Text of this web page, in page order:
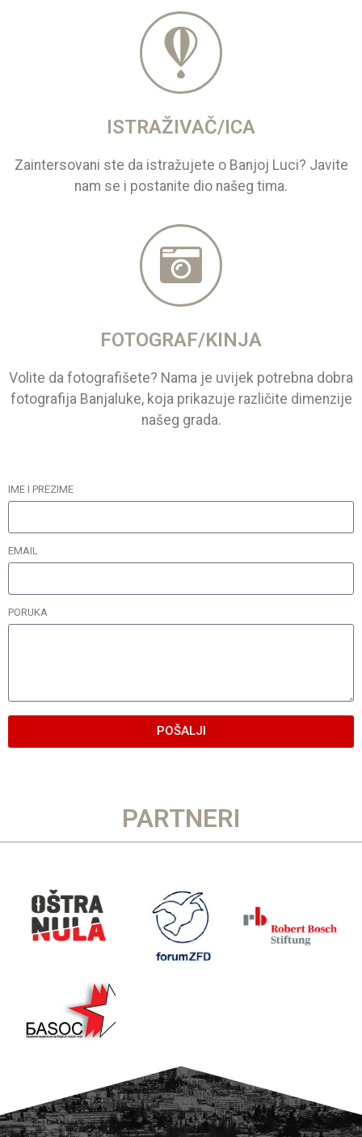
ISTRAŽIVAČ/ICA
Zaintersovani ste da istražujete o Banjoj Luci? Javite
nam se i postanite dio našeg tima.
FOTOGRAF/KINJA
Volite da fotografišete? Nama je uvijek potrebna dobra
fotografija Banjaluke, koja prikazuje različite dimenzije
našeg grada.
IME I PREZIME
EMAIL
PORUKA
POŠALJI
PARTNERI